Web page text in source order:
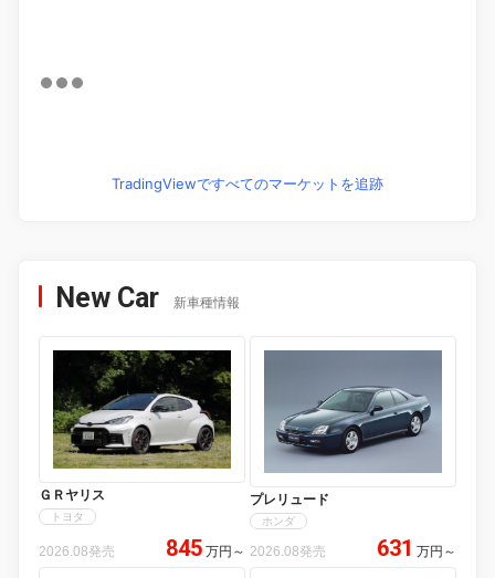
TradingViewですべてのマーケットを追跡
New Car 新車種情報
ＧＲヤリス
トヨタ
2026.08発売 845 万円 ～
プレリュード
ホンダ
2026.08発売 631 万円 ～